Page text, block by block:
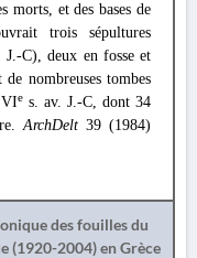
morts, et des bases de
trois sépultures
C), deux en fosse et
nombreuses tombes
e s. av. J.-C, dont 34
ArchDelt 39 (1984)
des fouilles du
(1920-2004) en Grèce